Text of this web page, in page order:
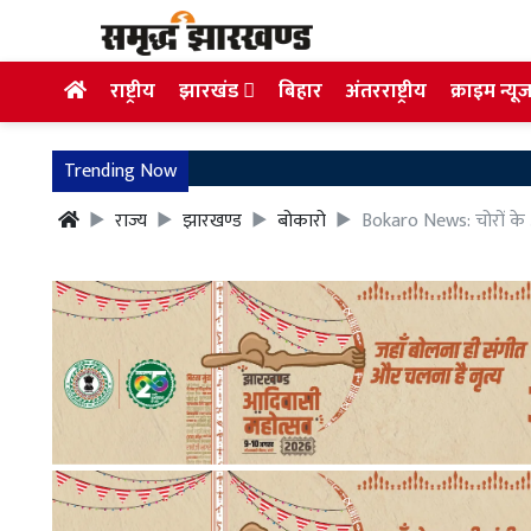
राष्ट्रीय झारखंड बिहार अंतरराष्ट्रीय क्राइम न्यूज
Trending Now
राज्य
झारखण्ड बोकारो Bokaro News: चोरों